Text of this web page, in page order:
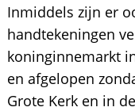
Inmiddels zijn er
handtekeningen
koninginnemarkt
en afgelopen
Grote Kerk en in